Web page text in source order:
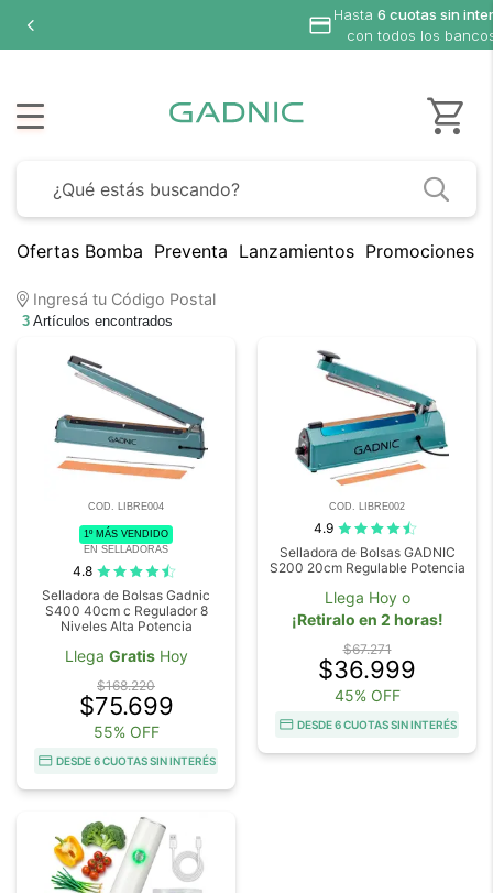
Hasta 6 cuotas sin
con todos los
Ofertas Bomba Preventa Lanzamientos Promociones
Ingresá tu Código Postal
3 Artículos encontrados
COD. LIBRE004
1º MÁS VENDIDO
EN SELLADORAS
4.8
Selladora de Bolsas Gadnic
S400 40cm c Regulador 8
Niveles Alta Potencia
Llega GratisHoy
$168.220
$75.699
55% OFF
DESDE 6 CUOTAS SIN INTERÉS
COD. LIBRE002
4.9
Selladora de Bolsas GADNIC
S200 20cm Regulable Potencia
Llega Hoy o
¡Retiralo en 2 horas!
$67.271
$36.999
45% OFF
DESDE 6 CUOTAS SIN INTERÉS